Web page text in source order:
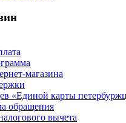
магазина
«Единой карты
обращения
вычета